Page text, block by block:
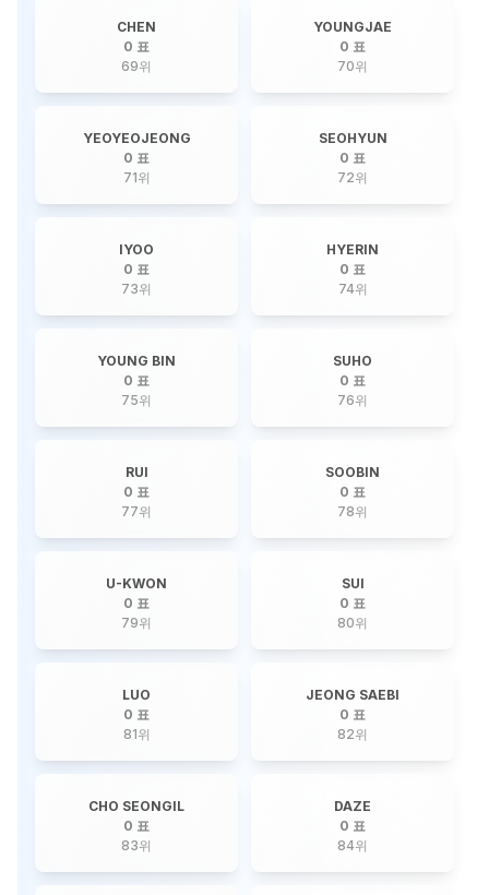
CHEN
0 표
69위
YOUNGJAE
0 표
70위
YEOYEOJEONG
0 표
71위
SEOHYUN
0 표
72위
IYOO
0 표
73위
HYERIN
0 표
74위
YOUNG BIN
0 표
75위
SUHO
0 표
76위
RUI
0 표
77위
SOOBIN
0 표
78위
U-KWON
0 표
79위
SUI
0 표
80위
LUO
0 표
81위
JEONG SAEBI
0 표
82위
CHO SEONGIL
0 표
83위
DAZE
0 표
84위